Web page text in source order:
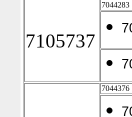
7105737
7044283
7044376